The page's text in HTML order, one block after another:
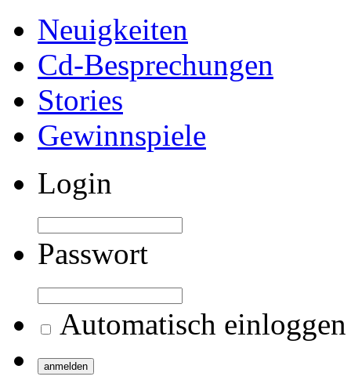
Neuigkeiten
Cd-Besprechungen
Stories
Gewinnspiele
Login
Passwort
Automatisch einloggen